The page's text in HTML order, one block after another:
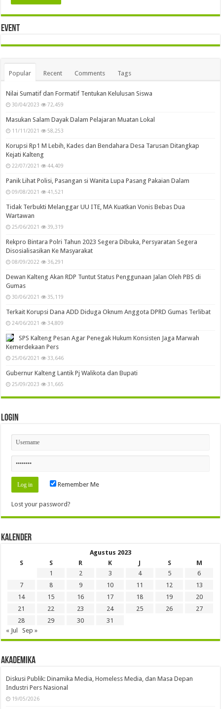
Event
Popular Recent Comments Tags
Nilai Sumatif dan Formatif Tentukan Kelulusan Siswa
30/04/2023 72,459
Masukan Salam Dayak Dalam Pelajaran Muatan Lokal
11/11/2021 58,253
Korupsi Rp1 M Lebih, Kades dan Bendahara Desa Tarusan Ditangkap
Kejati Kalteng
22/07/2021 44,409
Panik Lihat Polisi, Pasangan si Wanita Lupa Pasang Pakaian Dalam
09/08/2021 41,521
Tidak Terbukti Melanggar UU ITE, MA Kuatkan Vonis Bebas Dua
Wartawan
25/06/2021 39,319
Rekpro Bintara Polri Tahun 2023 Segera Dibuka, Persyaratan Segera
Disosialisasikan Ke Masyarakat
08/09/2022 36,291
Dewan Kalteng Akan RDP Tuntut Status Penggunaan Jalan Oleh PBS di
Gumas
30/06/2021 35,119
Terkait Korupsi Dana ADD Diduga Oknum Anggota DPRD Gumas Terlibat
24/06/2021 34,809
SPS Kalteng Pesan Agar Penegak Hukum Konsisten Jaga Marwah
Kemerdekaan Pers
25/06/2021 33,646
Gubernur Kalteng Lantik Pj Walikota dan Bupati
25/09/2023 31,665
Login
Remember Me
Lost your password?
Kalender
Agustus 2023
S
S R K J S
M
1
2 3 4 5
6
7
8 9 10 11 12
13
14
15 16 17 18 19
20
21
22 23 24 25 26
27
28
29 30
31
« Jul
Sep »
Akademika
Diskusi Publik: Dinamika Media, Homeless Media, dan Masa Depan
Industri Pers Nasional
19/05/2026